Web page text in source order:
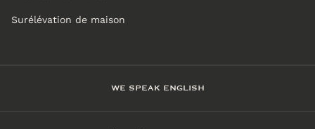
Surélévation de maison
WE SPEAK ENGLISH